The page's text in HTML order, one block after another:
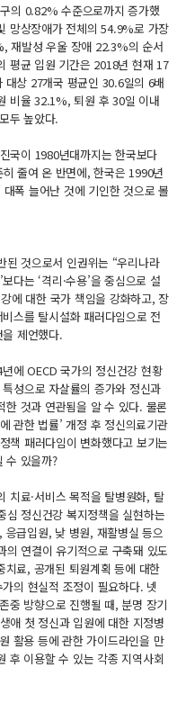
의 0.82% 수준으로까지 증가했
망상장애가 전체의 54.9%로 가장
재발성 우울 장애 22.3%의 순서
평균 입원 기간은 2018년 현재 17
대상 27개국 평균인 30.6일의 6배
비율 32.1%, 퇴원 후 30일 이내
두 높았다.
국이 1980년대까지는 한국보다
줄여 온 반면에, 한국은 1990년
폭 늘어난 것에 기인한 것으로 볼
된 것으로서 인권위는 “우리나라
다는 ‘격리·수용’을 중심으로 설
에 대한 국가 책임을 강화하고, 장
스를 탈시설화 패러다임으로 전
제언했다.
에 OECD 국가의 정신건강 현황
성으로 자살률의 증가와 정신과
한 것과 연관됨을 알 수 있다. 물론
관한 법률’ 개정 후 정신의료기관
책 패러다임이 변화했다고 보기는
수 있을까?
치료·서비스 목적을 탈병원화, 탈
심 정신건강 복지정책을 실현하는
급입원, 낮 병원, 재활병실 등으
의 연결이 유기적으로 구축돼 있도
료, 공개된 퇴원계획 등에 대한
의 현실적 조정이 필요하다. 넷
중 방향으로 진행될 때, 분명 장기
애 첫 정신과 입원에 대한 지정병
활용 등에 관한 가이드라인을 만
후 이용할 수 있는 각종 지역사회